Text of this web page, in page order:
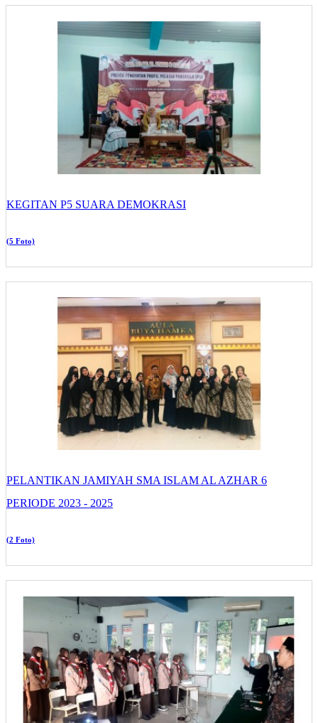
KEGITAN P5 SUARA DEMOKRASI
(5 Foto)
PELANTIKAN JAMIYAH SMA ISLAM AL AZHAR 6
PERIODE 2023 - 2025
(2 Foto)